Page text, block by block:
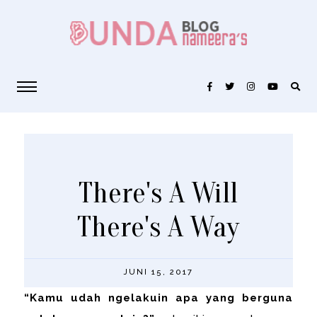
JUNI 15, 2017
There's A Will
There's A Way
“Kamu udah ngelakuin apa yang berguna